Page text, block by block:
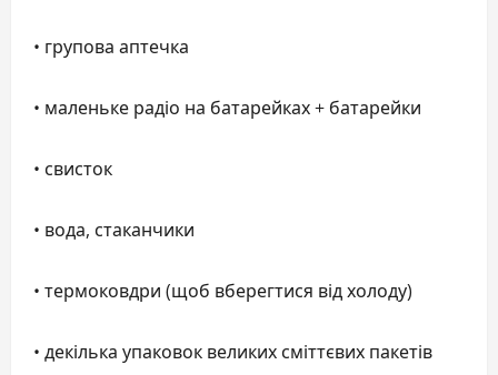
• групова аптечка
• маленьке радіо на батарейках + батарейки
• свисток
• вода, стаканчики
• термоковдри (щоб вберегтися від холоду)
• декілька упаковок великих сміттєвих пакетів